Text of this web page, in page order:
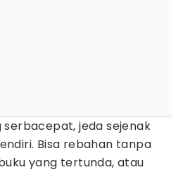
serbacepat, jeda sejenak
Bisa rebahan tanpa
yang tertunda, atau